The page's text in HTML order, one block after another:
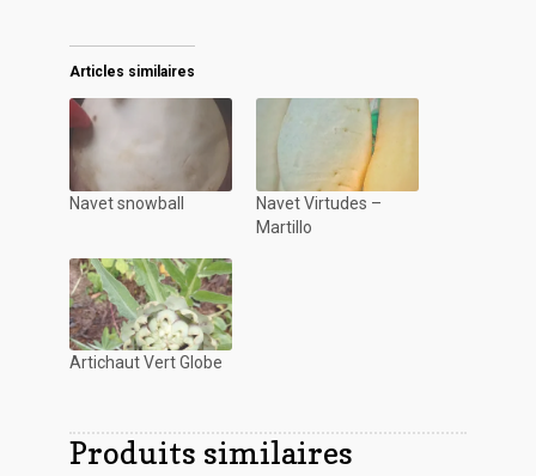
Articles similaires
Navet snowball
Navet Virtudes –
Martillo
Artichaut Vert Globe
Produits similaires